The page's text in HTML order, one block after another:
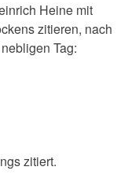
Heine mit
zitieren, nach
Tag:
zitiert.